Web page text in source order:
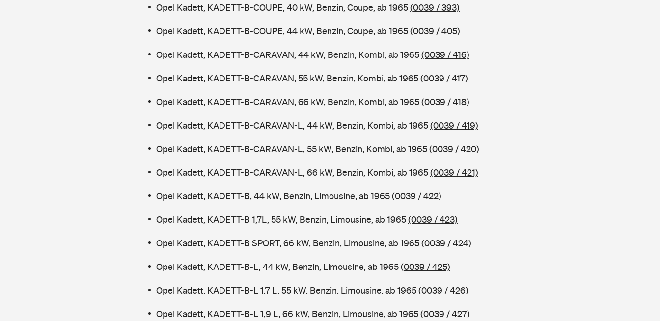
Opel Kadett, KADETT-B-COUPE, 40 kW, Benzin, Coupe, ab 1965(0039 / 393)
Opel Kadett, KADETT-B-COUPE, 44 kW, Benzin, Coupe, ab 1965(0039 / 405)
Opel Kadett, KADETT-B-CARAVAN, 44 kW, Benzin, Kombi, ab 1965(0039 / 416)
Opel Kadett, KADETT-B-CARAVAN, 55 kW, Benzin, Kombi, ab 1965(0039 / 417)
Opel Kadett, KADETT-B-CARAVAN, 66 kW, Benzin, Kombi, ab 1965(0039 / 418)
Opel Kadett, KADETT-B-CARAVAN-L, 44 kW, Benzin, Kombi, ab 1965(0039 / 419)
Opel Kadett, KADETT-B-CARAVAN-L, 55 kW, Benzin, Kombi, ab 1965(0039 / 420)
Opel Kadett, KADETT-B-CARAVAN-L, 66 kW, Benzin, Kombi, ab 1965(0039 / 421)
Opel Kadett, KADETT-B, 44 kW, Benzin, Limousine, ab 1965(0039 / 422)
Opel Kadett, KADETT-B 1,7L, 55 kW, Benzin, Limousine, ab 1965(0039 / 423)
Opel Kadett, KADETT-B SPORT, 66 kW, Benzin, Limousine, ab 1965(0039 / 424)
Opel Kadett, KADETT-B-L, 44 kW, Benzin, Limousine, ab 1965(0039 / 425)
Opel Kadett, KADETT-B-L 1,7 L, 55 kW, Benzin, Limousine, ab 1965(0039 / 426)
Opel Kadett, KADETT-B-L 1,9 L, 66 kW, Benzin, Limousine, ab 1965(0039 / 427)